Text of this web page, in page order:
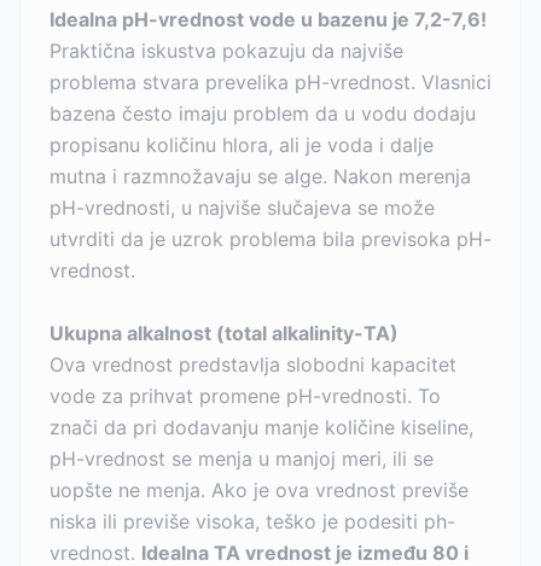
Idealna pH-vrednost vode u bazenu je 7,2-7,6!
Praktična iskustva pokazuju da najviše
problema stvara prevelika pH-vrednost. Vlasnici
bazena često imaju problem da u vodu dodaju
propisanu količinu hlora, ali je voda i dalje
mutna i razmnožavaju se alge. Nakon merenja
pH-vrednosti, u najviše slučajeva se može
utvrditi da je uzrok problema bila previsoka pH-
vrednost.
Ukupna alkalnost (total alkalinity-TA)
Ova vrednost predstavlja slobodni kapacitet
vode za prihvat promene pH-vrednosti. To
znači da pri dodavanju manje količine kiseline,
pH-vrednost se menja u manjoj meri, ili se
uopšte ne menja. Ako je ova vrednost previše
niska ili previše visoka, teško je podesiti ph-
vrednost. Idealna TA vrednost je između 80 i